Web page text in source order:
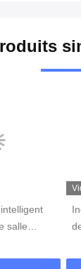
salle
0.3um